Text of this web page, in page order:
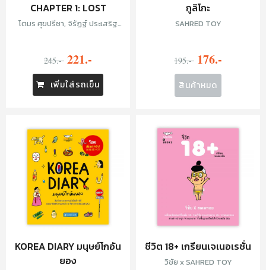
CHAPTER 1: LOST
โตมร ศุขปรีชา, จิรัฏฐ์ ประเสริฐ
เจนใจ, น้ำใส ศุภวงศ์, ปัจจาพงศ์
ทราย โชนะโต, จัง, SAHRED TOY,
PLARIEX, TUNA DUNN
245.- 221.-
เพิ่มใส่รถเข็น
กูลิโกะ
SAHRED TOY
195.- 176.-
สินค้าหมด
KOREA DIARY มนุษย์โกอัน
ยอง
ชีวิต 18+ เกรียนเจเนอเรชั่น
วิชัย x SAHRED TOY